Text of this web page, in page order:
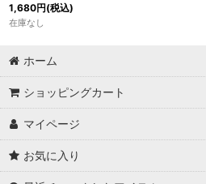
1,680円(税込)
在庫なし
ホーム
ショッピングカート
マイページ
お気に入り